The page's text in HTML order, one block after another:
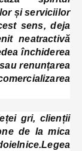
și serviciilor
sens, deja
neatractivă
închiderea
renunțarea
gri, clienții
de la mica
Legea